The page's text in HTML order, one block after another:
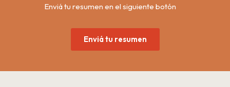
Enviá tu resumen en el siguiente botón
Enviá tu resumen